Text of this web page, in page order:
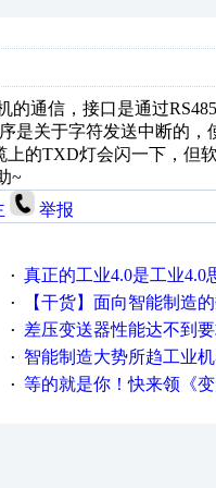
的通信，接口是通过
是关于字符发送中断的
的TXD灯会闪一下，但
~
举报
· 真正的工业4.0是工业4.0
· 【干货】面向智能制造
· 差压变送器性能达不到要求的
· 智能制造大势所趋工业机器人
· 等的就是你！快来领《变形金